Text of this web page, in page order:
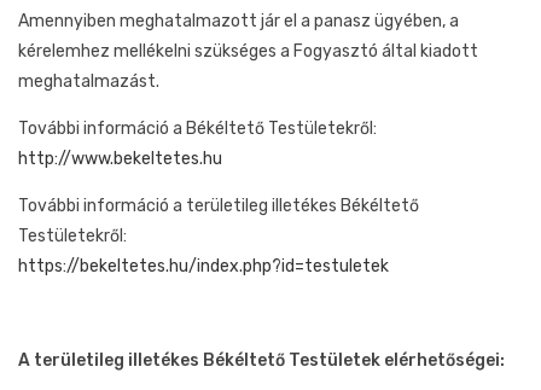
Amennyiben meghatalmazott jár el a panasz ügyében, a
kérelemhez mellékelni szükséges a Fogyasztó által kiadott
meghatalmazást.
További információ a Békéltető Testületekről:
http://www.bekeltetes.hu
További információ a területileg illetékes Békéltető
Testületekről:
https://bekeltetes.hu/index.php?id=testuletek
A területileg illetékes Békéltető Testületek elérhetőségei: